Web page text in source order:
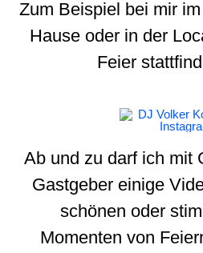
Zum Beispiel bei mir
Hause oder in der
Feier
Ab und zu darf ich mit
Gastgeber einige
schönen oder
Momenten von